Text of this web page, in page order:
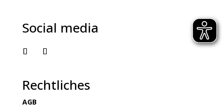
Social media
Rechtliches
AGB